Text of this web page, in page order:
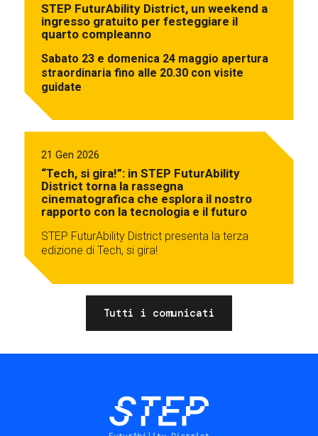
STEP FuturAbility District, un weekend a
ingresso gratuito per festeggiare il
quarto compleanno
Sabato 23 e domenica 24 maggio apertura
straordinaria fino alle 20.30 con visite
guidate
21 Gen 2026
“Tech, si gira!”: in STEP FuturAbility
District torna la rassegna
cinematografica che esplora il nostro
rapporto con la tecnologia e il futuro
STEP FuturAbility District presenta la terza
edizione di Tech, si gira!
Tutti i comunicati